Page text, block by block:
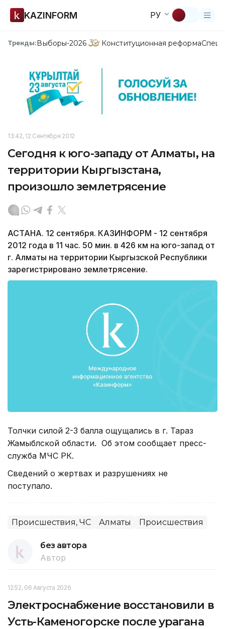
KAZINFORM РУ
Тренды:Выборы-2026 Конституционная реформа
13:42, 12 Сентября 2012
Сегодня к юго-западу от Алматы, на
территории Кыргызстана,
произошло землетрясение
АСТАНА. 12 сентября. КАЗИНФОРМ - 12 сентября
2012 года в 11 час. 50 мин. в 426 км на юго-запад от
г. Алматы на территории Кыргызской Республики
зарегистрировано землетрясение.
Толчки силой 2-3 балла ощущались в г. Тараз
Жамыблской области. Об этом сообщает пресс-
служба МЧС РК.
Сведений о жертвах и разрушениях не
поступало.
Происшествия, ЧС Алматы Происшествия
без автора
Автор
12:52, 06 Августа 2026
Электроснабжение восстановили в
Усть-Каменогорске после урагана